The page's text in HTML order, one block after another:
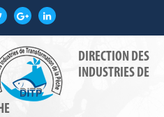
DIRECTION DES
INDUSTRIES DE